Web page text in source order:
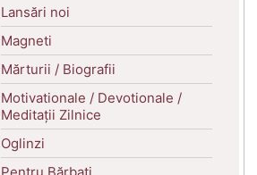
Lansări noi
Magneti
Mărturii / Biografii
Motivationale / Devotionale /
Meditații Zilnice
Oglinzi
Pentru Bărbați